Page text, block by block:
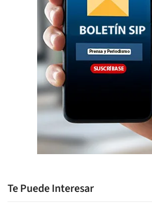
Te Puede Interesar